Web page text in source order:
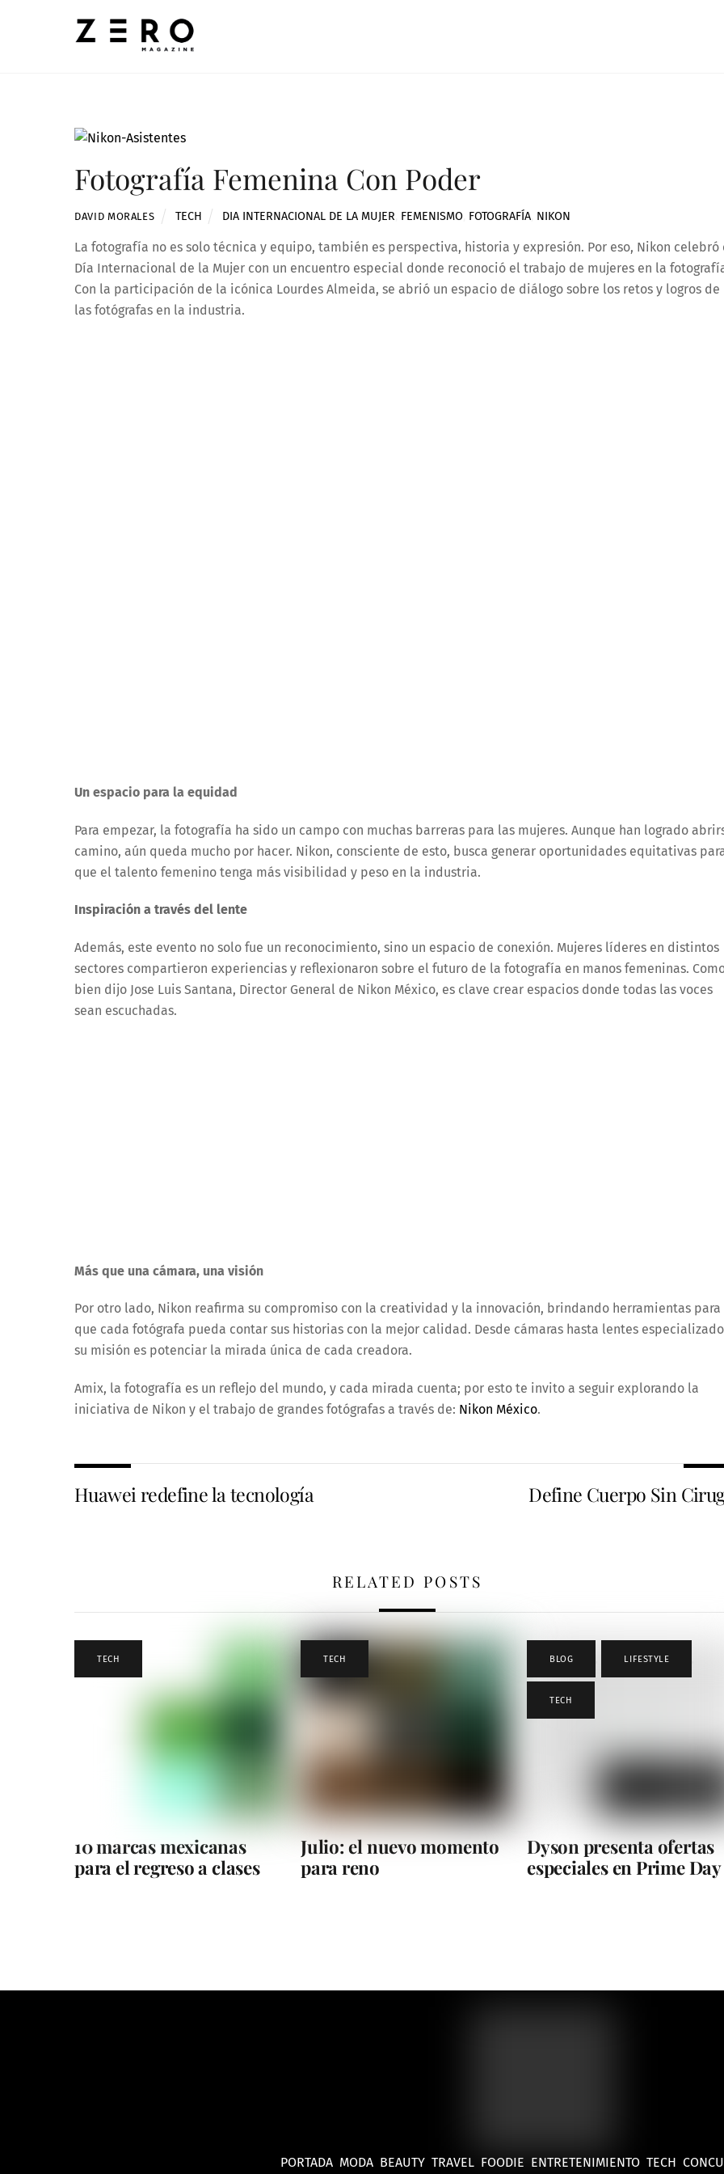
Fotografía Femenina Con Poder
DAVID MORALES TECH DIA INTERNACIONAL DE LA MUJER FEMENISMO FOTOGRAFÍA NIKON
La fotografía no es solo técnica y equipo, también es perspectiva, historia y expresión. Por eso, Nikon celebró
Día Internacional de la Mujer con un encuentro especial donde reconoció el trabajo de mujeres en la
Con la participación de la icónica Lourdes Almeida, se abrió un espacio de diálogo sobre los retos y logros de
las fotógrafas en la industria.
Un espacio para la equidad
Para empezar, la fotografía ha sido un campo con muchas barreras para las mujeres. Aunque han logrado
camino, aún queda mucho por hacer. Nikon, consciente de esto, busca generar oportunidades equitativas
que el talento femenino tenga más visibilidad y peso en la industria.
Inspiración a través del lente
Además, este evento no solo fue un reconocimiento, sino un espacio de conexión. Mujeres líderes en distintos
sectores compartieron experiencias y reflexionaron sobre el futuro de la fotografía en manos femeninas.
bien dijo Jose Luis Santana, Director General de Nikon México, es clave crear espacios donde todas las voces
sean escuchadas.
Más que una cámara, una visión
Por otro lado, Nikon reafirma su compromiso con la creatividad y la innovación, brindando herramientas para
que cada fotógrafa pueda contar sus historias con la mejor calidad. Desde cámaras hasta lentes
su misión es potenciar la mirada única de cada creadora.
Amix, la fotografía es un reflejo del mundo, y cada mirada cuenta; por esto te invito a seguir explorando la
iniciativa de Nikon y el trabajo de grandes fotógrafas a través de: Nikon México.
Huawei redefine la tecnología Define Cuerpo Sin
RELATED POSTS
TECH
10 marcas mexicanas
para el regreso a clases
TECH
Julio: el nuevo momento
para reno
BLOG LIFESTYLE
TECH
Dyson presenta ofertas
especiales en Prime Day
PORTADA MODA BEAUTY TRAVEL FOODIE ENTRETENIMIENTO TECH